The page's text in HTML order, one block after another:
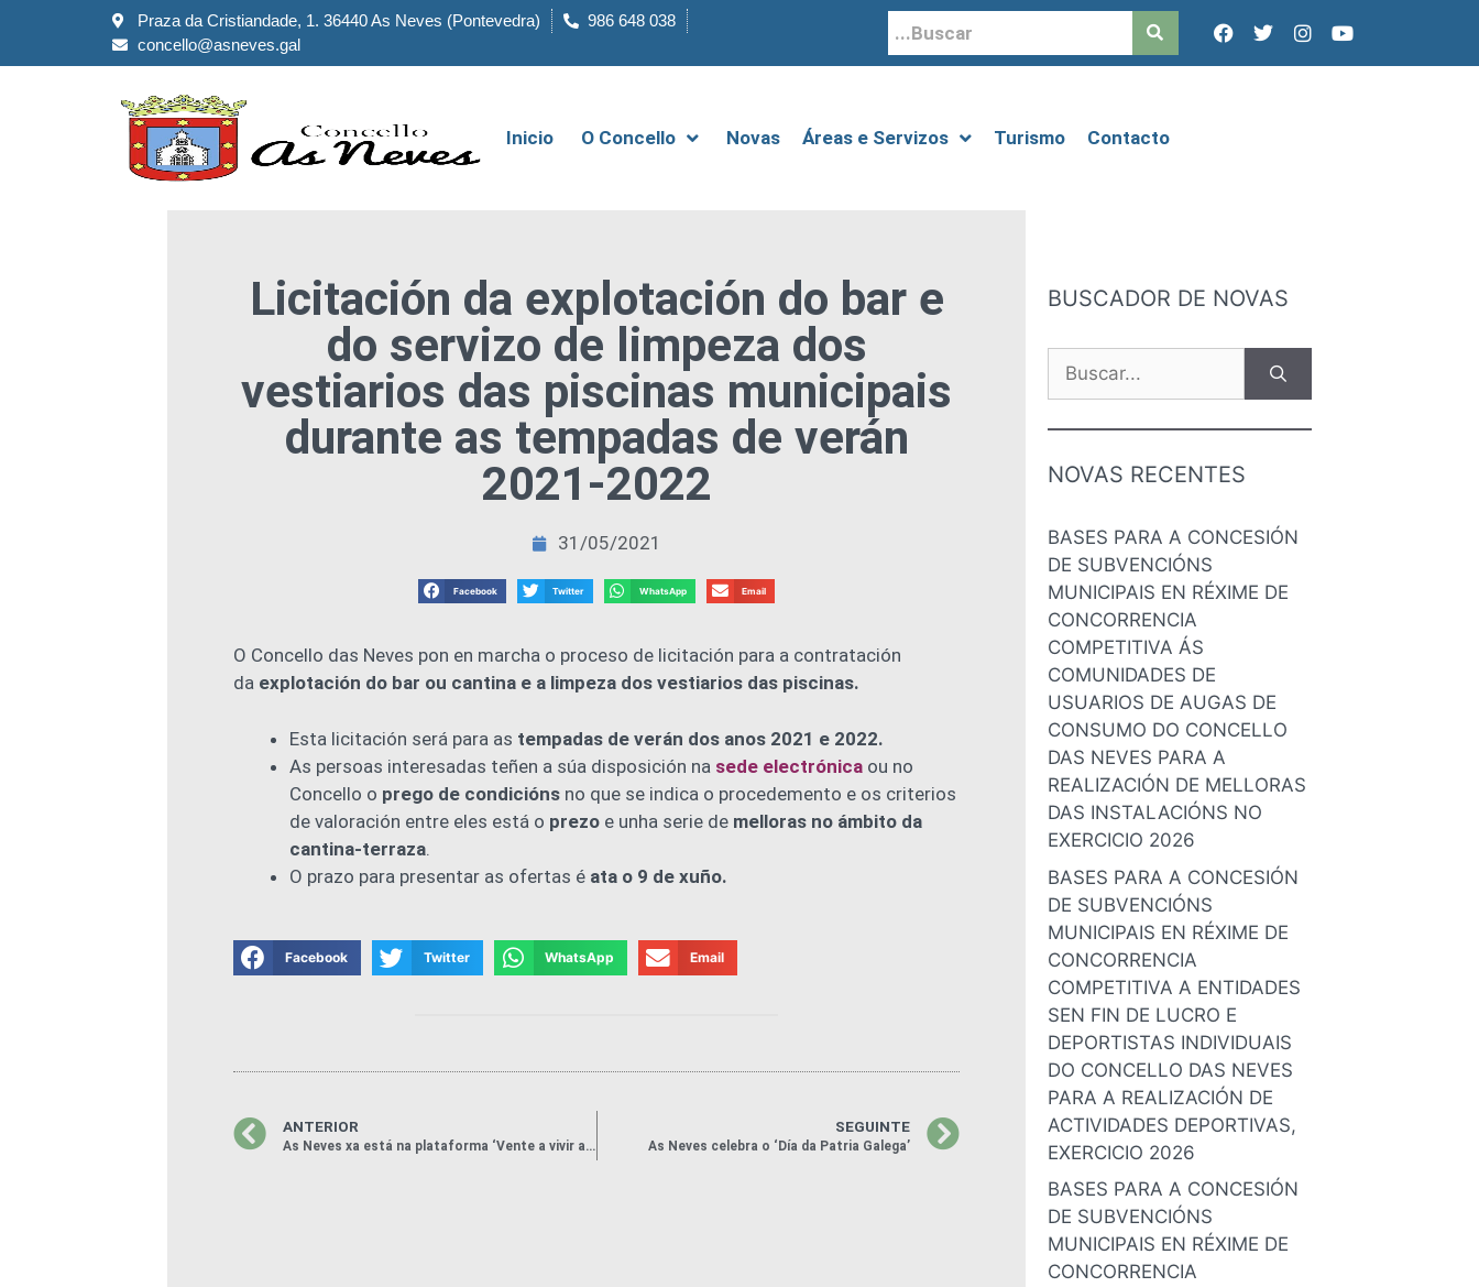
Praza da Cristiandade, 1. 36440 As Neves (Pontevedra)
986 648 038
concello@asneves.gal
Inicio O Concello Novas Áreas e Servizos Turismo Contacto
Licitación da explotación do bar e
do servizo de limpeza dos
vestiarios das piscinas municipais
durante as tempadas de verán
2021-2022
31/05/2021
Facebook Twitter WhatsApp Email
O Concello das Neves pon en marcha o proceso de licitación para a contratación
da explotación do bar ou cantina e a limpeza dos vestiarios das piscinas.
Esta licitación será para as tempadas de verán dos anos 2021 e 2022.
As persoas interesadas teñen a súa disposición na sede electrónica ou no
Concello o prego de condicións no que se indica o procedemento e os criterios
de valoración entre eles está o prezo e unha serie de melloras no ámbito da
cantina-terraza.
O prazo para presentar as ofertas é ata o 9 de xuño.
Facebook Twitter WhatsApp Email
ANTERIOR
As Neves xa está na plataforma ‘Vente a vivir a un pueblo’
SEGUINTE
As Neves celebra o ‘Día da Patria Galega’
BUSCADOR DE NOVAS
NOVAS RECENTES
BASES PARA A CONCESIÓN
DE SUBVENCIÓNS
MUNICIPAIS EN RÉXIME DE
CONCORRENCIA
COMPETITIVA ÁS
COMUNIDADES DE
USUARIOS DE AUGAS DE
CONSUMO DO CONCELLO
DAS NEVES PARA A
REALIZACIÓN DE MELLORAS
DAS INSTALACIÓNS NO
EXERCICIO 2026
BASES PARA A CONCESIÓN
DE SUBVENCIÓNS
MUNICIPAIS EN RÉXIME DE
CONCORRENCIA
COMPETITIVA A ENTIDADES
SEN FIN DE LUCRO E
DEPORTISTAS INDIVIDUAIS
DO CONCELLO DAS NEVES
PARA A REALIZACIÓN DE
ACTIVIDADES DEPORTIVAS,
EXERCICIO 2026
BASES PARA A CONCESIÓN
DE SUBVENCIÓNS
MUNICIPAIS EN RÉXIME DE
CONCORRENCIA